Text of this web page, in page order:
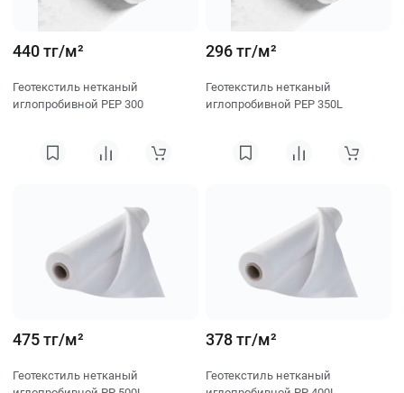
440 тг/м²
Геотекстиль нетканый
иглопробивной PEP 300
296 тг/м²
Геотекстиль нетканый
иглопробивной PEP 350L
475 тг/м²
Геотекстиль нетканый
378 тг/м²
Геотекстиль нетканый